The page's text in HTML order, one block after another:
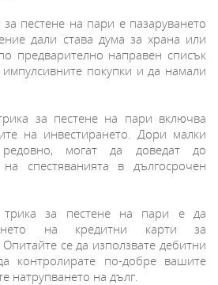
пестене на пари е пазаруването
дали става дума за храна или
предварително направен списък
покупки и да намали
за пестене на пари включва
на инвестирането. Дори малки
редовно, могат да доведат до
спестяванията в дългосрочен
трика за пестене на пари е да
на кредитни карти за
се да използвате дебитни
контролирате по-добре вашите
натрупването на дълг.